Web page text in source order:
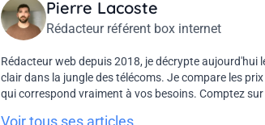
Pierre Lacoste
Rédacteur référent box internet
Rédacteur web depuis 2018, je décrypte
clair dans la jungle des télécoms. Je compare les
qui correspond vraiment à vos besoins. Comptez
Voir tous ses articles